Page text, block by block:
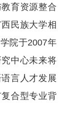
育资源整合
民族大学相
院于2007年
中心未来将
言人才发展
合型专业背